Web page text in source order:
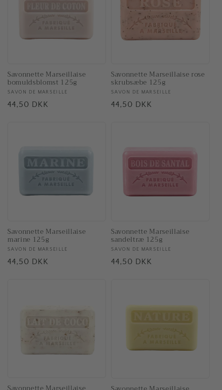
Savonnette Marseillaise
bomuldsblomst 125g
Forhandler:
SAVON DE MARSEILLE
Normalpris
44,50 DKK
Savonnette Marseillaise rose
skrubsæbe 125g
Forhandler:
SAVON DE MARSEILLE
Normalpris
44,50 DKK
Savonnette Marseillaise
marine 125g
Forhandler:
SAVON DE MARSEILLE
Normalpris
44,50 DKK
Savonnette Marseillaise
sandeltræ 125g
Forhandler:
SAVON DE MARSEILLE
Normalpris
44,50 DKK